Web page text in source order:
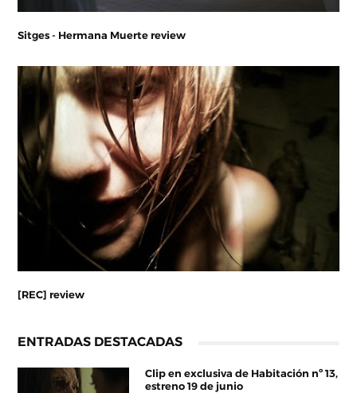
Sitges - Hermana Muerte review
[REC] review
ENTRADAS DESTACADAS
Clip en exclusiva de Habitación nº 13,
estreno 19 de junio